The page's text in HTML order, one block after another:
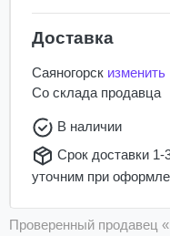
Доставка
Саяногорск изменить
Со склада продавца
В наличии
Срок доставки 1-
уточним при
Проверенный продавец